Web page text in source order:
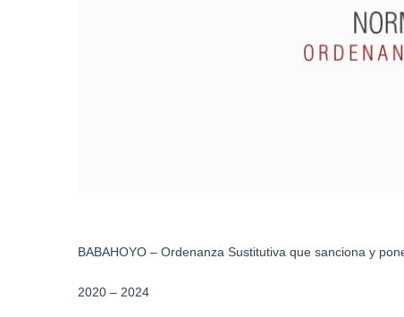
BABAHOYO – Ordenanza Sustitutiva que sanciona y
2020 – 2024